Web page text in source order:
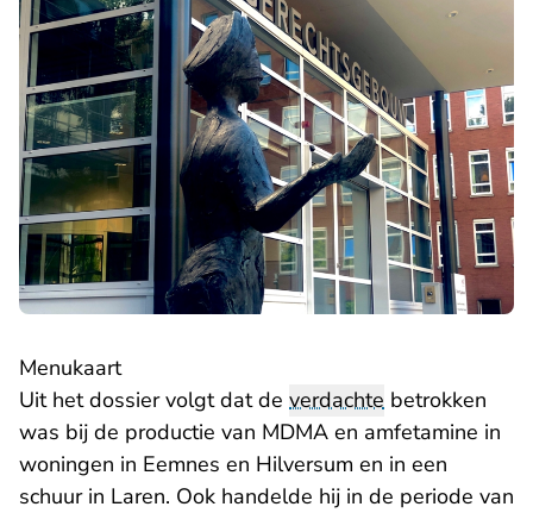
Menukaart
Uit het dossier volgt dat de verdachte betrokken
was bij de productie van MDMA en amfetamine in
woningen in Eemnes en Hilversum en in een
schuur in Laren. Ook handelde hij in de periode van